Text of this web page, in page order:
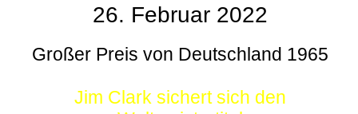
26. Februar 2022
Großer Preis von Deutschland 1965
Jim Clark sichert sich den